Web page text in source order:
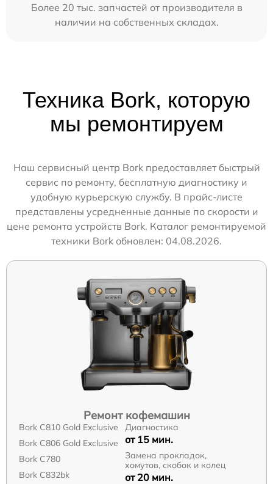
Более 20 тыс. запчастей от производителя в
наличии на собственных складах.
Техника Bork, которую
мы ремонтируем
Наш сервисный центр Bork предоставляет быстрый
сервис по ремонту, бесплатную диагностику и
удобную курьерскую службу. В прайс-листе
представлены усредненные данные по скорости и
цене ремонта устройств Bork. Каталог ремонтируемой
техники Bork обновлен: 04.08.2026.
Ремонт кофемашин
Bork C810 Gold Exclusive
Bork C806 Gold Exclusive
Bork C780
Bork C832bk
Диагностика
от 15 мин.
Замена прокладок,
хомутов, скобок и колец
от 20 мин.